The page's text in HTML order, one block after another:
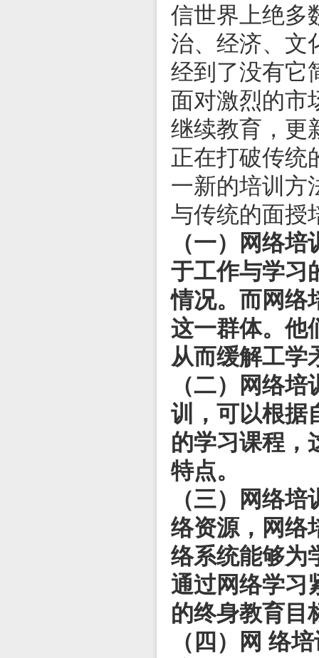
信世界上绝多
治、经济、文
经到了没有它
面对激烈的市
继续教育，更
正在打破传统
一新的培训方
与传统的面授
（一）网络
于工作与学习
情况。而网络
这一群体。他
从而缓解工学
（二）网络
训，可以根据
的学习课程，
特点。
（三）网络
络资源，网络
络系统能够为
通过网络学习
的终身教育目
（四）网 络